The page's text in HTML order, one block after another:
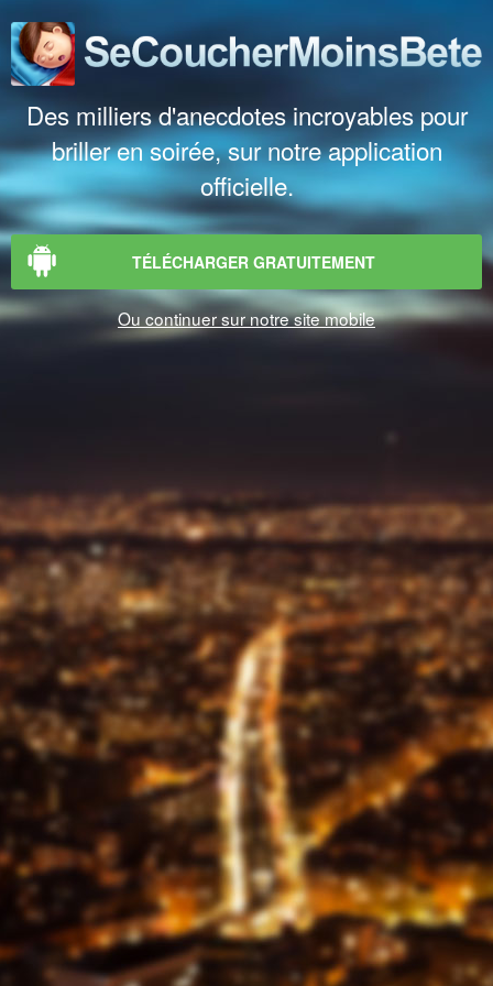
Des milliers d'anecdotes incroyables pour
briller en soirée, sur notre application
officielle.
TÉLÉCHARGER GRATUITEMENT
Ou continuer sur notre site mobile